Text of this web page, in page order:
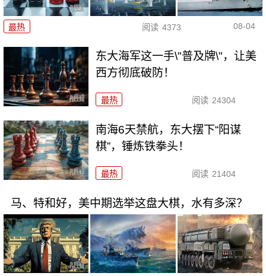
最热 阅读 4373 08-04
东大海军这一手\"普及牌\"，让美
西方彻底破防！
最热 阅读 24304
南海6天禁航，东大摆下“阳谋
棋”，锤炼铁拳头！
最热 阅读 21404
马、特和好，美中期选举这盘大棋，水有多深？